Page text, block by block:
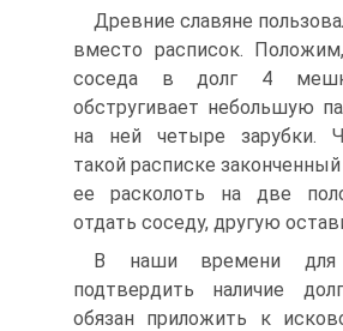
Древние славяне
вместо расписок.
соседа в долг 4
обстругивает небольшую
на ней четыре зарубки.
такой расписке
ее расколоть на две
отдать соседу, другую
В наши времени для
подтвердить наличие
обязан приложить к